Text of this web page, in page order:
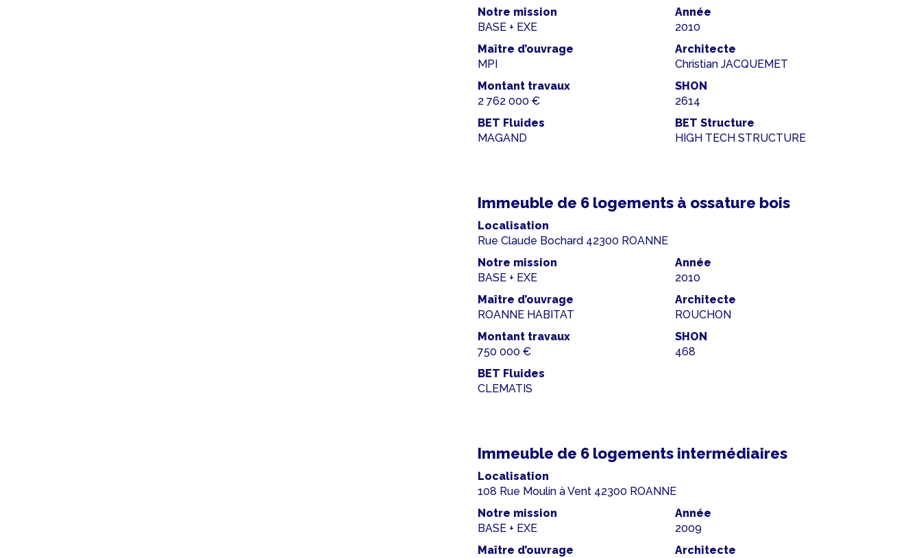
Notre mission
BASE + EXE
Année
2010
Maître d’ouvrage
MPI
Architecte
Christian JACQUEMET
Montant travaux
2 762 000 €
SHON
2614
BET Fluides
MAGAND
BET Structure
HIGH TECH STRUCTURE
Immeuble de 6 logements à ossature bois
Localisation
Rue Claude Bochard 42300 ROANNE
Notre mission
BASE + EXE
Année
2010
Maître d’ouvrage
ROANNE HABITAT
Architecte
ROUCHON
Montant travaux
750 000 €
SHON
468
BET Fluides
CLEMATIS
Immeuble de 6 logements intermédiaires
Localisation
108 Rue Moulin à Vent 42300 ROANNE
Notre mission
BASE + EXE
Année
2009
Maître d’ouvrage
Architecte